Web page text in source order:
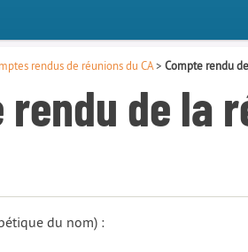
rendus de réunions du CA> Compte rendu
rendu de la
du nom) :